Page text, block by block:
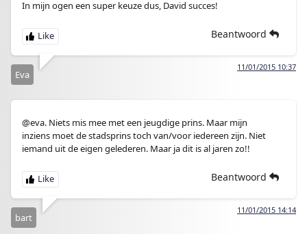
In mijn ogen een super keuze dus, David succes!
Beantwoord
11/01/2015 10:37
Eva
@eva. Niets mis mee met een jeugdige prins. Maar mijn
inziens moet de stadsprins toch van/voor iedereen zijn. Niet
iemand uit de eigen gelederen. Maar ja dit is al jaren zo!!
Beantwoord
11/01/2015 14:14
bart